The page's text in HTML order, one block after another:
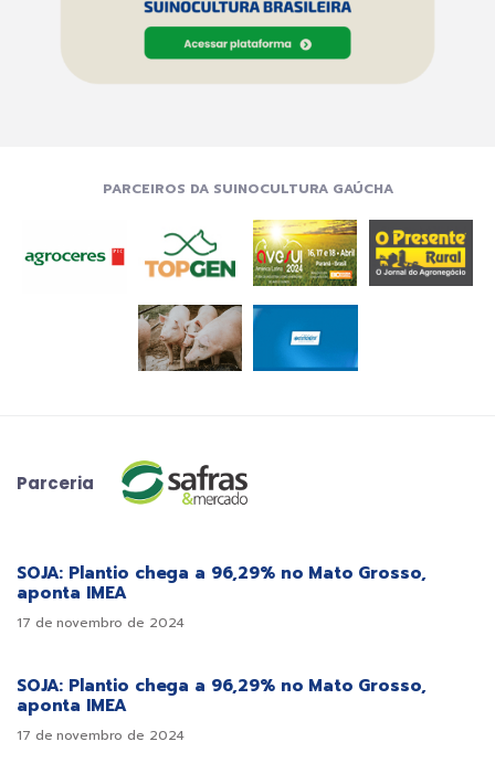
PARCEIROS DA SUINOCULTURA GAÚCHA
Parceria
SOJA: Plantio chega a 96,29% no Mato Grosso,
aponta IMEA
17 de novembro de 2024
SOJA: Plantio chega a 96,29% no Mato Grosso,
aponta IMEA
17 de novembro de 2024